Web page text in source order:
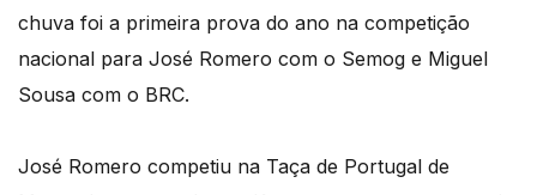
chuva foi a primeira prova do ano na competição
nacional para José Romero com o Semog e Miguel
Sousa com o BRC.
José Romero competiu na Taça de Portugal de